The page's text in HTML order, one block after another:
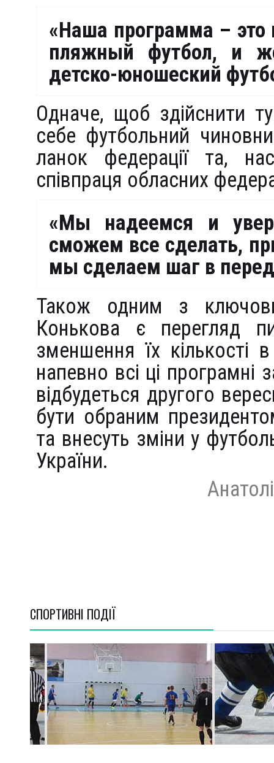
«Наша программа – это
пляжный футбол, и
детско-юношеский
Одначе, щоб здійснити
себе футбольний
ланок федерації та,
співпраця обласних
«Мы надеемся и
сможем все сделать,
мы сделаем шаг в
Також одним з
Конькова є перегляд
зменшення їх кількості
напевно всі ці
відбудеться другого
бути обраним
та внесуть зміни у
України.
СПОРТИВНI ПОДІЇ